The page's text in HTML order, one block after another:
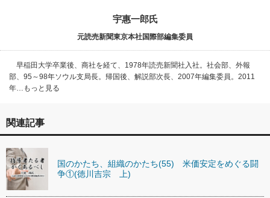
宇惠一郎氏
元読売新聞東京本社国際部編集委員
早稲田大学卒業後、商社を経て、1978年読売新聞社入社。社会部、外報
部、95～98年ソウル支局長。帰国後、解説部次長、2007年編集委員。2011
年…もっと見る
関連記事
国のかたち、組織のかたち(55) 米価安定をめぐる闘
争①(徳川吉宗 上)